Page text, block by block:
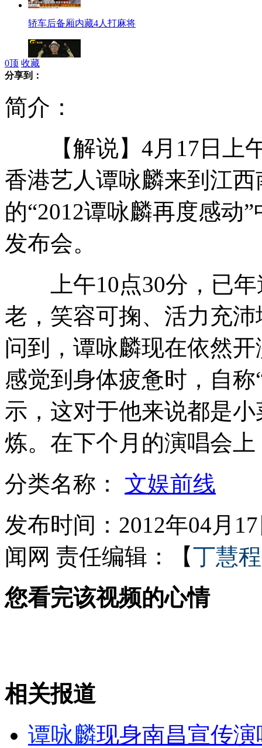
轿车后备厢内藏4人打麻将
温州选聘金融人才 年薪高达百万
罕见陨石透明闪亮似金色蜂巢
舒淇卷口水战 感谢朋友贴心支持
广东保障房以需定建 避免“无人问津”
山西运城恶犬咬伤多人 警民合力深夜将其击毙
女孩北京地铁殴打老人 痛下狠手拳打脚踢
无痛分娩是否安全 医生回应
走！跟着总书记去植树
0顶 收藏
分享到：
简介：
【解说】4月17日上午
香港艺人谭咏麟来到江
的“2012谭咏麟再度感动
发布会。
上午10点30分，已年
老，笑容可掬、活力充
问到，谭咏麟现在依然
感觉到身体疲惫时，自
示，这对于他来说都是
炼。在下个月的演唱会
分类名称： 文娱前线
发布时间：2012年04月
闻网 责任编辑：【丁慧程
您看完该视频的心情
相关报道
谭咏麟现身南昌宣传